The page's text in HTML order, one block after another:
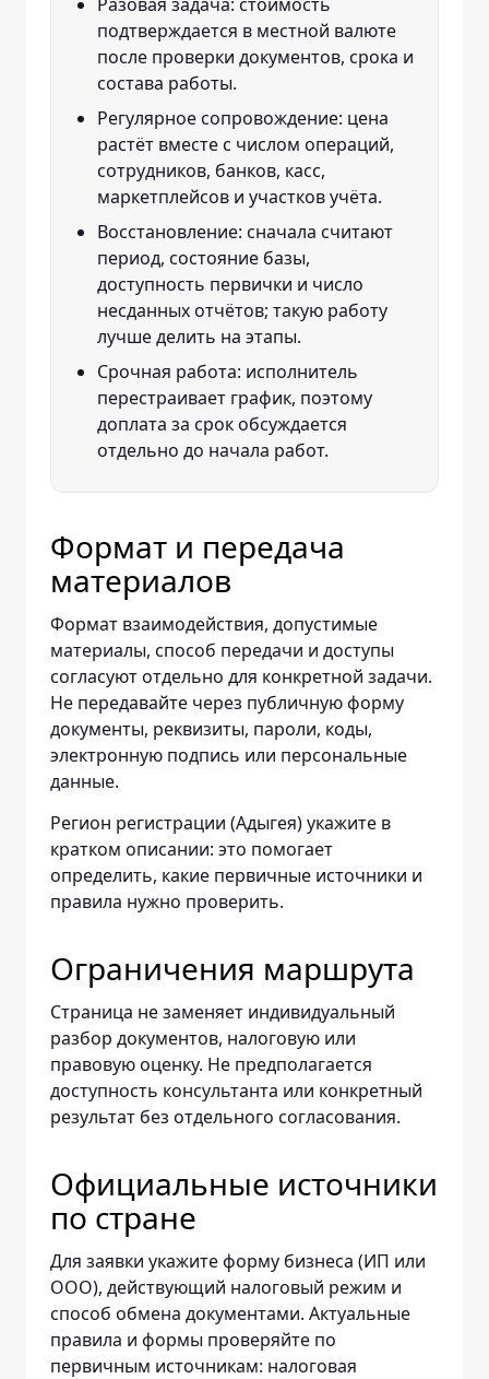
подтверждается в местной валюте
после проверки документов, срока и
состава работы.
Регулярное сопровождение: цена
растёт вместе с числом операций,
сотрудников, банков, касс,
маркетплейсов и участков учёта.
Восстановление: сначала считают
период, состояние базы,
доступность первички и число
несданных отчётов; такую работу
лучше делить на этапы.
Срочная работа: исполнитель
перестраивает график, поэтому
доплата за срок обсуждается
отдельно до начала работ.
Формат и передача
материалов
Формат взаимодействия, допустимые
материалы, способ передачи и доступы
согласуют отдельно для конкретной задачи.
Не передавайте через публичную форму
документы, реквизиты, пароли, коды,
электронную подпись или персональные
данные.
Регион регистрации (Адыгея) укажите в
кратком описании: это помогает
определить, какие первичные источники и
правила нужно проверить.
Ограничения маршрута
Страница не заменяет индивидуальный
разбор документов, налоговую или
правовую оценку. Не предполагается
доступность консультанта или конкретный
результат без отдельного согласования.
Официальные источники
по стране
Для заявки укажите форму бизнеса (ИП или
ООО), действующий налоговый режим и
способ обмена документами. Актуальные
правила и формы проверяйте по
первичным источникам: налоговая